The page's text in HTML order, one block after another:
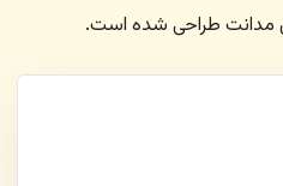
مدانت طراحی شده است.